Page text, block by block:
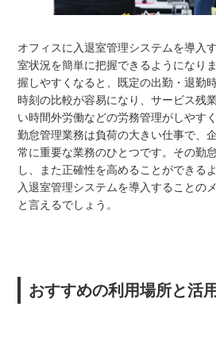
オフィスに入退室管理システムを導入
室状況を簡単に把握できるようになり
握しやすくなると、既定の出勤・退勤
時刻の比較が容易になり、サービス残
い時間外労働などの労務管理がしやす
勤怠管理業務は負荷の大きい仕事で、
常に重要な業務のひとつです。その勤
し、また正確性を高めることができる
入退室管理システムを導入することの
と言えるでしょう。
おすすめの利用場所と活